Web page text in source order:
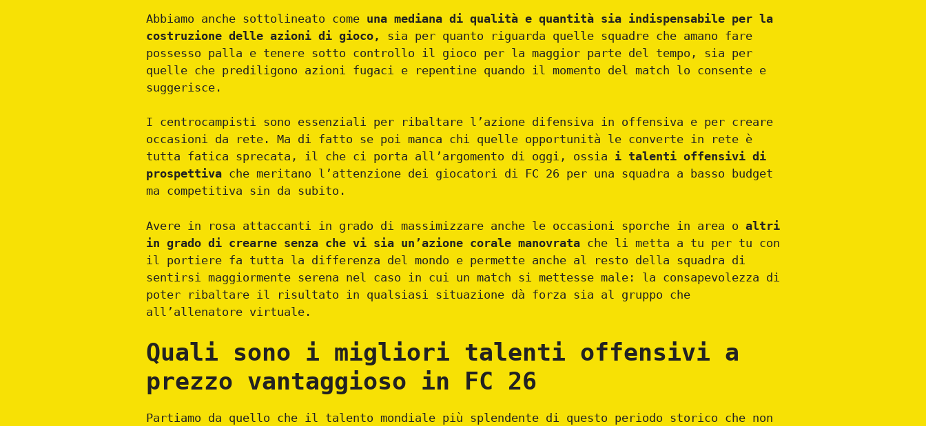
Abbiamo anche sottolineato come una mediana di qualità e quantità sia indispensabile per la
costruzione delle azioni di gioco,
sia per quanto riguarda quelle squadre che amano fare
possesso palla e tenere sotto controllo il gioco per la maggior parte del tempo, sia per
quelle che prediligono azioni fugaci e repentine quando il momento del match lo consente e
suggerisce.
I centrocampisti sono essenziali per ribaltare l’azione difensiva in offensiva e per creare
occasioni da rete. Ma di fatto se poi manca chi quelle opportunità le converte in rete è
tutta fatica sprecata, il che ci porta all’argomento di oggi, ossia i talenti offensivi di
prospettiva che meritano l’attenzione dei giocatori di FC 26 per una squadra a basso budget
ma competitiva sin da subito.
Avere in rosa attaccanti in grado di massimizzare anche le occasioni sporche in area o altri
in grado di crearne senza che vi sia un’azione corale manovrata che li metta a tu per tu con
il portiere fa tutta la differenza del mondo e permette anche al resto della squadra di
sentirsi maggiormente serena nel caso in cui un match si mettesse male: la consapevolezza di
poter ribaltare il risultato in qualsiasi situazione dà forza sia al gruppo che
all’allenatore virtuale.
Quali sono i migliori talenti offensivi a
prezzo vantaggioso in FC 26
Partiamo da quello che il talento mondiale più splendente di questo periodo storico che non